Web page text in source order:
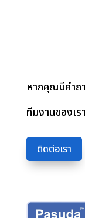
หากคุณมีคำถ
ทีมงานของเ
ติดต่อเรา